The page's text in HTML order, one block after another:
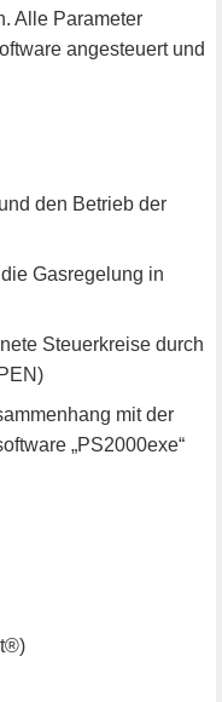
Alle Parameter
angesteuert und
den Betrieb der
Gasregelung in
Steuerkreise durch
mit der
„PS2000exe“